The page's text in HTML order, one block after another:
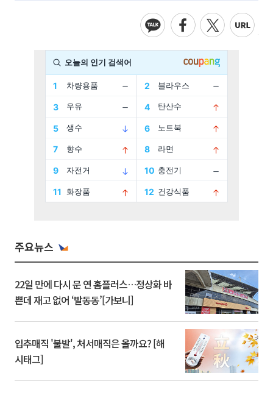
주요뉴스
22일 만에 다시 문 연 홈플러스…정상화 바
쁜데 재고 없어 ‘발동동’[가보니]
입추매직 '불발', 처서매직은 올까요? [해
시태그]